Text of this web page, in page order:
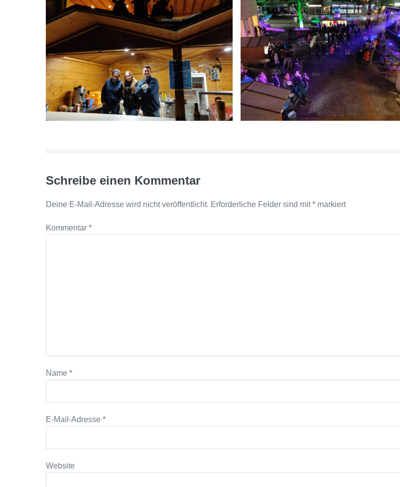
Schreibe einen Kommentar
Deine E-Mail-Adresse wird nicht veröffentlicht. Erforderliche Felder sind mit* markiert
Kommentar *
Name *
E-Mail-Adresse *
Website